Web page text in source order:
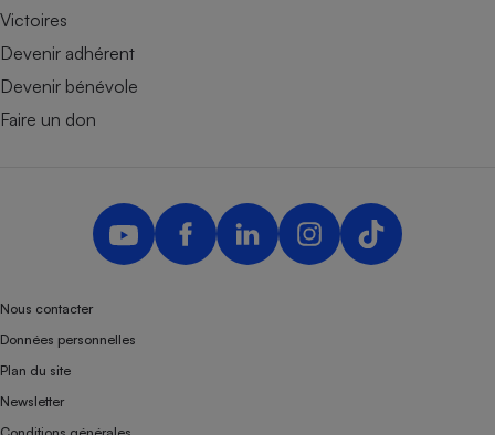
Victoires
Devenir adhérent
Devenir bénévole
Faire un don
Nous contacter
Données personnelles
Plan du site
Newsletter